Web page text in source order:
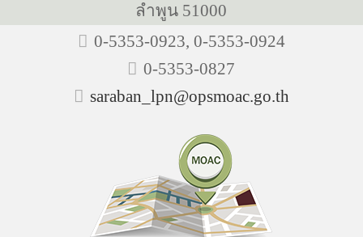
ลำพูน 51000
0-5353-0923, 0-5353-0924
0-5353-0827
saraban_lpn@opsmoac.go.th